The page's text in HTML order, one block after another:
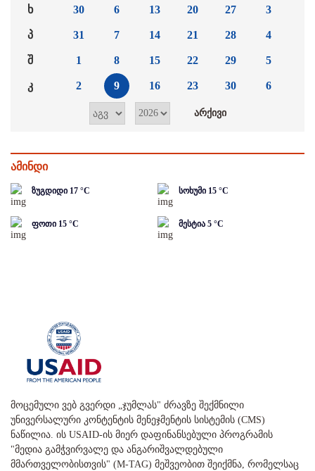
ხ
პ
შ
კ
30
31
1
2
6
7
8
9
13
14
15
16
20
21
22
23
27
28
29
30
3
4
5
6
ამინდი
ზუგდიდი 17 °C სოხუმი 15 °C
ფოთი 15 °C მესტია 5 °C
მოცემული ვებ გვერდი „ჯუმლას" ძრავზე შექმნილი
უნივერსალური კონტენტის მენეჯმენტის სისტემის (CMS)
ნაწილია. ის USAID-ის მიერ დაფინანსებული პროგრამის
"მედია გამჭვირვალე და ანგარიშვალდებული
მმართველობისთვის" (M-TAG) მეშვეობით შეიქმნა, რომელსაც